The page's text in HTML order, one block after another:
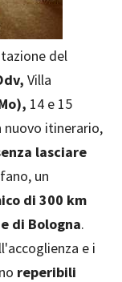
del
Villa
14 e 15
nuovo itinerario,
lasciare
un
di 300 km
di Bologna.
e i
reperibili